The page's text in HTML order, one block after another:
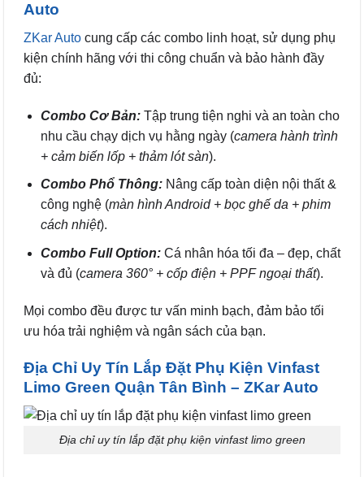
Auto
ZKar Auto cung cấp các combo linh hoạt, sử dụng phụ
kiện chính hãng với thi công chuẩn và bảo hành đầy
đủ:
Combo Cơ Bản:Tập trung tiện nghi và an toàn cho
nhu cầu chạy dịch vụ hằng ngày (camera hành trình
+ cảm biến lốp + thảm lót sàn).
Combo Phổ Thông: Nâng cấp toàn diện nội thất &
công nghệ (màn hình Android + bọc ghế da + phim
cách nhiệt).
Combo Full Option:Cá nhân hóa tối đa – đẹp, chất
và đủ (camera 360° + cốp điện + PPF ngoại thất).
Mọi combo đều được tư vấn minh bạch, đảm bảo tối
ưu hóa trải nghiệm và ngân sách của bạn.
Địa Chỉ Uy Tín Lắp Đặt Phụ Kiện Vinfast
Limo Green Quận Tân Bình – ZKar Auto
Địa chỉ uy tín lắp đặt phụ kiện vinfast limo green